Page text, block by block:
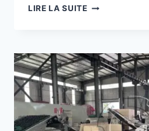
LIRE LA SUITEMACHINE
BOULES
DE
CHARBON
DE
BOIS
POUR
BARBECUE